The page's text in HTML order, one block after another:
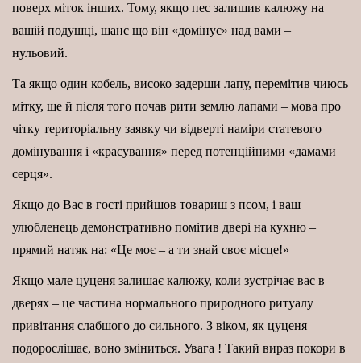
поверх міток інших. Тому, якщо пес залишив калюжу на
вашій подушці, шанс що він «домінує» над вами –
нульовий.
Та якщо один кобель, високо задерши лапу, перемітив чиюсь
мітку, ще й після того почав рити землю лапами – мова про
чітку територіальну заявку чи відверті наміри статевого
домінування і «красування» перед потенційними «дамами
серця».
Якщо до Вас в гості прийшов товариш з псом, і ваш
улюбленець демонстративно помітив двері на кухню –
прямий натяк на: «Це моє – а ти знай своє місце!»
Якщо мале цуценя залишає калюжу, коли зустрічає вас в
дверях – це частина нормального природного ритуалу
привітання слабшого до сильного. З віком, як цуценя
подорослішає, воно зміниться. Увага ! Такий вираз покори в